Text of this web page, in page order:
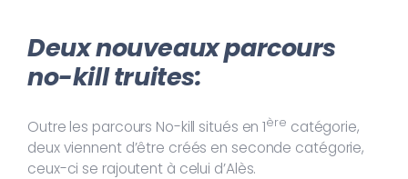
Deux nouveaux parcours
no-kill truites:
Outre les parcours No-kill situés en 1ère catégorie,
deux viennent d’être créés en seconde catégorie,
ceux-ci se rajoutent à celui d’Alès.